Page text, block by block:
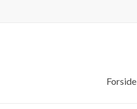
Forside